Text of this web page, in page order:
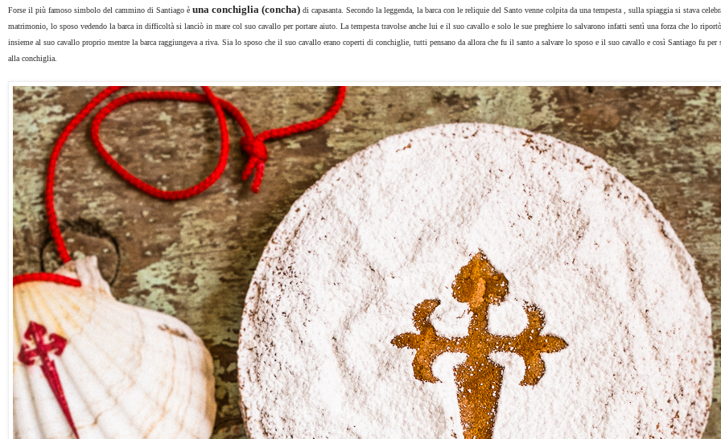
Forse il più famoso simbolo del cammino di Santiago è una conchiglia (concha) di capasanta. Secondo la leggenda, la barca con le reliquie del Santo venne colpita da una tempesta , sulla spiaggia si stava
matrimonio, lo sposo vedendo la barca in difficoltà si lanciò in mare col suo cavallo per portare aiuto. La tempesta travolse anche lui e il suo cavallo e solo le sue preghiere lo salvarono infatti sentì una forza che lo
insieme al suo cavallo proprio mentre la barca raggiungeva a riva. Sia lo sposo che il suo cavallo erano coperti di conchiglie, tutti pensano da allora che fu il santo a salvare lo sposo e il suo cavallo e così Santiago fu per
alla conchiglia.